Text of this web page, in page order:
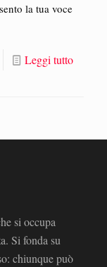
la tua voce
Leggi tutto
si occupa
Si fonda su
chiunque può